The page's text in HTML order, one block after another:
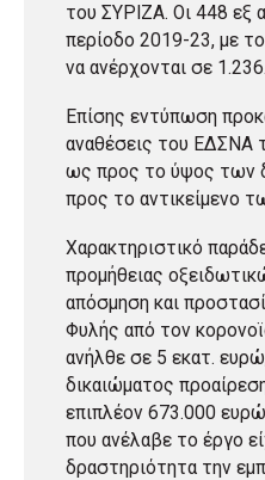
του ΣΥΡΙΖΑ. Οι 448 εξ
περίοδο 2019-23, με
να ανέρχονται σε
Επίσης εντύπωση
αναθέσεις του ΕΔΣΝΑ
ως προς το ύψος των
προς το αντικείμενο
Χαρακτηριστικό
προμήθειας
απόσμηση και
Φυλής από τον
ανήλθε σε 5 εκατ.
δικαιώματος
επιπλέον 673.000
που ανέλαβε το έργο
δραστηριότητα την